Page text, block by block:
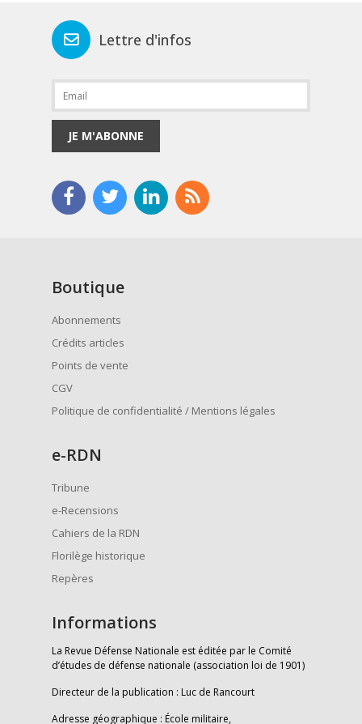
Lettre d'infos
JE M'ABONNE
Boutique
Abonnements
Crédits articles
Points de vente
CGV
Politique de confidentialité / Mentions légales
e-RDN
Tribune
e-Recensions
Cahiers de la RDN
Florilège historique
Repères
Informations
La Revue Défense Nationale est éditée par le Comité
d’études de défense nationale (association loi de 1901)
Directeur de la publication : Luc de Rancourt
Adresse géographique : École militaire,